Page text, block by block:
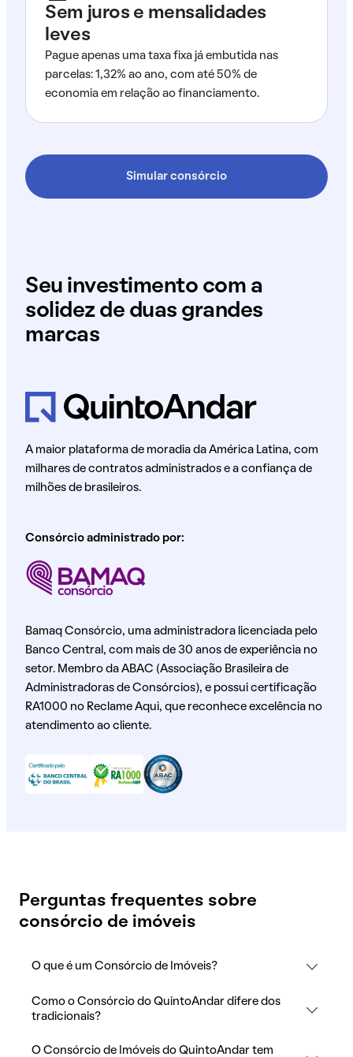
Sem juros e mensalidades
leves
Pague apenas uma taxa fixa já embutida nas
parcelas: 1,32% ao ano, com até 50% de
economia em relação ao financiamento.
Simular consórcio
Seu investimento com a
solidez de duas grandes
marcas
A maior plataforma de moradia da América Latina, com
milhares de contratos administrados e a confiança de
milhões de brasileiros.
Consórcio administrado por:
Bamaq Consórcio, uma administradora licenciada pelo
Banco Central, com mais de 30 anos de experiência no
setor. Membro da ABAC (Associação Brasileira de
Administradoras de Consórcios), e possui certificação
RA1000 no Reclame Aqui, que reconhece excelência no
atendimento ao cliente.
Perguntas frequentes sobre
consórcio de imóveis
O que é um Consórcio de Imóveis?
Como o Consórcio do QuintoAndar difere dos
tradicionais?
O Consórcio de Imóveis do QuintoAndar tem